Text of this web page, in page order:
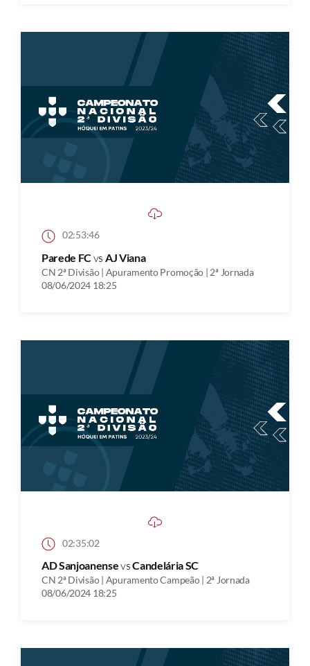
02:53:46
Parede FCvs AJ Viana
CN 2ª Divisão | Apuramento Promoção | 2ª Jornada
08/06/2024 18:25
02:35:02
AD SanjoanensevsCandelária SC
CN 2ª Divisão | Apuramento Campeão | 2ª Jornada
08/06/2024 18:25